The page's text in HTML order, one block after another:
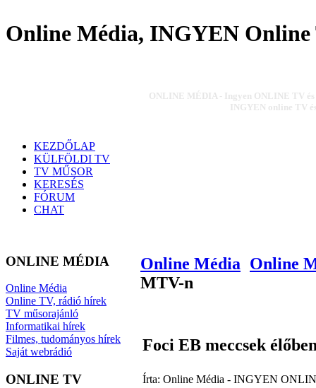
Online Média, INGYEN Online
ONLINE MÉDIA - Ingyen ONLINE TV
INGYEN online TV
KEZDŐLAP
KÜLFÖLDI TV
TV MŰSOR
KERESÉS
FÓRUM
CHAT
ONLINE MÉDIA
Online Média
Online TV, rádió hírek
TV műsorajánló
Informatikai hírek
Filmes, tudományos hírek
Saját webrádió
ONLINE TV
Online Média Online
MTV-n
Foci EB meccsek
Írta: Online Média - INGYEN